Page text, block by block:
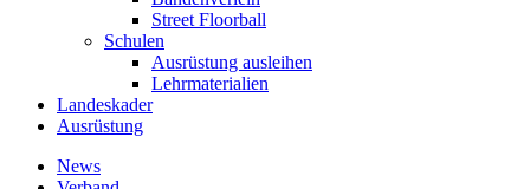
Street Floorball
Schulen
Ausrüstung ausleihen
Lehrmaterialien
Landeskader
Ausrüstung
News